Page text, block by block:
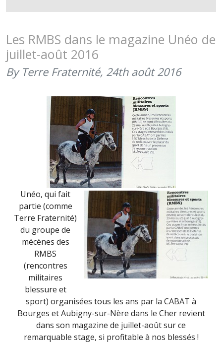
SAVIEZ-
(JANVIER
Les RMBS dans le magazine Unéo de
juillet-août 2016
By Terre Fraternité, 24th août 2016
Unéo, qui fait
partie (comme
Terre Fraternité)
du groupe de
mécènes des
RMBS
(rencontres
militaires
blessure et
sport) organisées tous les ans par la CABAT à
Bourges et Aubigny-sur-Nère dans le Cher revient
dans son magazine de juillet-août sur ce
remarquable stage, si profitable à nos blessés !